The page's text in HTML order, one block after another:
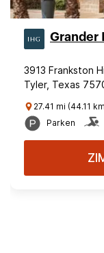
Grander
3913 Frankston
Tyler, Texas
27.41 mi (44.11
Parken